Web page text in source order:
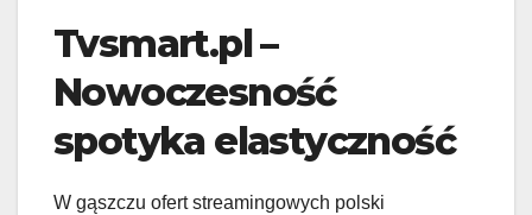
Tvsmart.pl –
Nowoczesność
spotyka elastyczność
W gąszczu ofert streamingowych polski